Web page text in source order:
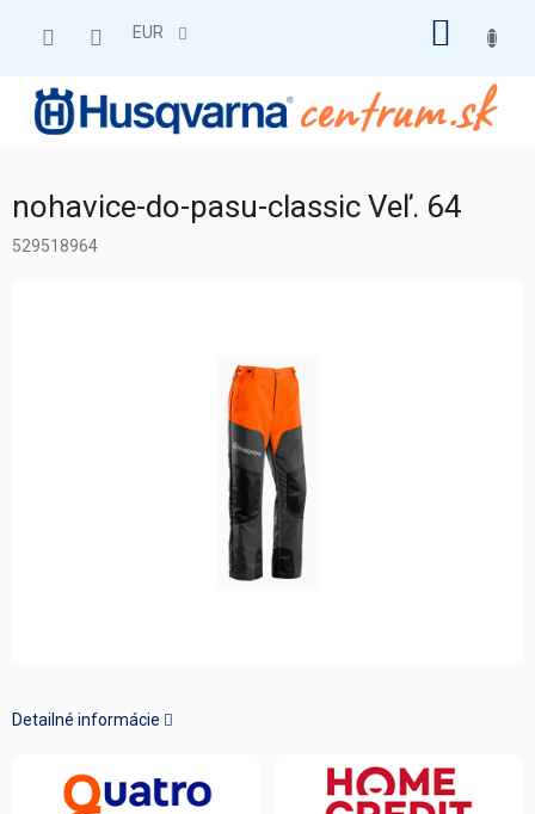
EUR
nohavice-do-pasu-classic Veľ. 64
529518964
Detailné informácie